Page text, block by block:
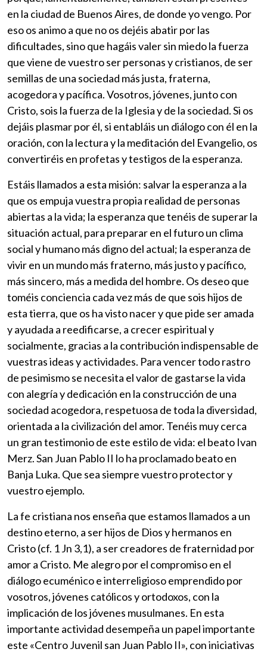
en la ciudad de Buenos Aires, de donde yo vengo. Por
eso os animo a que no os dejéis abatir por las
dificultades, sino que hagáis valer sin miedo la fuerza
que viene de vuestro ser personas y cristianos, de ser
semillas de una sociedad más justa, fraterna,
acogedora y pacífica. Vosotros, jóvenes, junto con
Cristo, sois la fuerza de la Iglesia y de la sociedad. Si os
dejáis plasmar por él, si entabláis un diálogo con él en la
oración, con la lectura y la meditación del Evangelio, os
convertiréis en profetas y testigos de la esperanza.
Estáis llamados a esta misión: salvar la esperanza a la
que os empuja vuestra propia realidad de personas
abiertas a la vida; la esperanza que tenéis de superar la
situación actual, para preparar en el futuro un clima
social y humano más digno del actual; la esperanza de
vivir en un mundo más fraterno, más justo y pacífico,
más sincero, más a medida del hombre. Os deseo que
toméis conciencia cada vez más de que sois hijos de
esta tierra, que os ha visto nacer y que pide ser amada
y ayudada a reedificarse, a crecer espiritual y
socialmente, gracias a la contribución indispensable de
vuestras ideas y actividades. Para vencer todo rastro
de pesimismo se necesita el valor de gastarse la vida
con alegría y dedicación en la construcción de una
sociedad acogedora, respetuosa de toda la diversidad,
orientada a la civilización del amor. Tenéis muy cerca
un gran testimonio de este estilo de vida: el beato Ivan
Merz. San Juan Pablo II lo ha proclamado beato en
Banja Luka. Que sea siempre vuestro protector y
vuestro ejemplo.
La fe cristiana nos enseña que estamos llamados a un
destino eterno, a ser hijos de Dios y hermanos en
Cristo (cf. 1 Jn 3,1), a ser creadores de fraternidad por
amor a Cristo. Me alegro por el compromiso en el
diálogo ecuménico e interreligioso emprendido por
vosotros, jóvenes católicos y ortodoxos, con la
implicación de los jóvenes musulmanes. En esta
importante actividad desempeña un papel importante
este «Centro Juvenil san Juan Pablo II», con iniciativas